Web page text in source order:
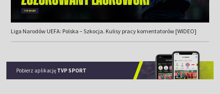
Liga Narodów UEFA: Polska – Szkocja. Kulisy pracy komentatorów [WIDEO]
Pobierz aplikację TVP SPORT